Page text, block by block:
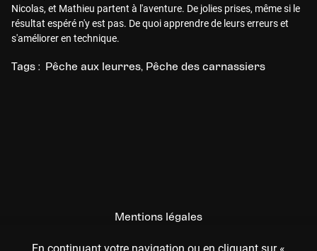
Nicolas, et Mathieu partent à l'aventure. De jolies prises, même si le
résultat espéré n'y est pas. De quoi apprendre de leurs erreurs et
s'améliorer en technique.
Tags : Pêche aux leurres Pêche des carnassiers
Mentions légales